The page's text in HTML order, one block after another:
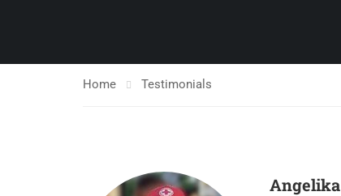
Home Testimonials
Angelika